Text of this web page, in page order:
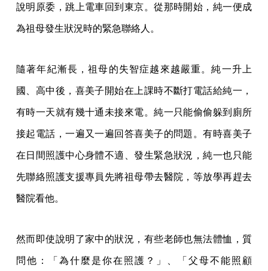
說明原委，跳上電車回到東京。從那時開始，純一便成
為祖母發生狀況時的緊急聯絡人。
隨著年紀漸長，祖母的失智症越來越嚴重。純一升上
國、高中後，喜美子開始在上課時不斷打電話給純一，
有時一天就有幾十通未接來電。純一只能偷偷躲到廁所
接起電話，一遍又一遍回答喜美子的問題。有時喜美子
在日間照護中心身體不適、發生緊急狀況，純一也只能
先聯絡照護支援專員先將祖母帶去醫院，等放學再趕去
醫院看他。
然而即使說明了家中的狀況，有些老師也無法體恤，質
問他：「為什麼是你在照護？」、「父母不能照顧